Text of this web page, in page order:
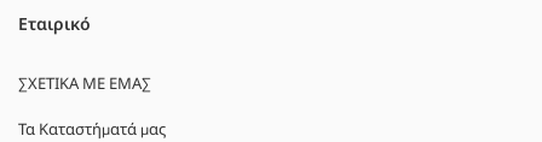
Εταιρικό
ΣΧΕΤΙΚΑ ΜΕ ΕΜΑΣ
Τα Καταστήματά μας